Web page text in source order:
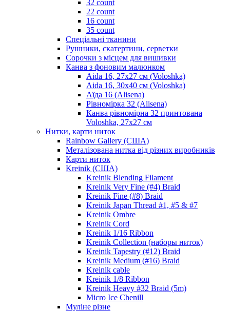
32 count
22 count
16 count
35 count
Спеціальні тканини
Рушники, скатертини, серветки
Сорочки з місцем для вишивки
Канва з фоновим малюнком
Aida 16, 27х27 см (Voloshka)
Aida 16, 30х40 см (Voloshka)
Аїда 16 (Alisena)
Рівномірка 32 (Alisena)
Канва рівномірна 32 принтована
Voloshka, 27х27 см
Нитки, карти ниток
Rainbow Gallery (США)
Металізована нитка від різних виробників
Карти ниток
Kreinik (США)
Kreinik Blending Filament
Kreinik Very Fine (#4) Braid
Kreinik Fine (#8) Braid
Kreinik Japan Thread #1, #5 & #7
Kreinik Ombre
Kreinik Cord
Kreinik 1/16 Ribbon
Kreinik Collection (наборы ниток)
Kreinik Tapestry (#12) Braid
Kreinik Medium (#16) Braid
Kreinik cable
Kreinik 1/8 Ribbon
Kreinik Heavy #32 Braid (5m)
Micro Ice Chenill
Муліне різне